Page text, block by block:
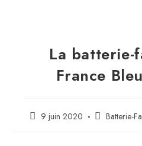
La batterie-
France
Publication
9 juin 2020
PostBatterie-